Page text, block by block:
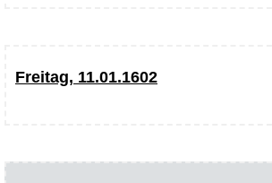
Freitag, 11.01.1602